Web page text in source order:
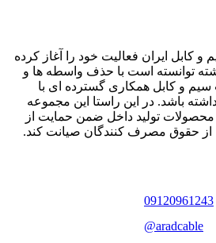
و کابل ایران فعالیت خود را آغاز کرده
10 سال گذشته توانسته است با حذف واسطه ها و
سیم و کابل همکاری گسترده ای با
باشد. در این راستا این مجموعه
محصولات تولید داخل ضمن حمایت از
، از حقوق مصرف کنندگان صیانت کند.
09120961243
@aradcable